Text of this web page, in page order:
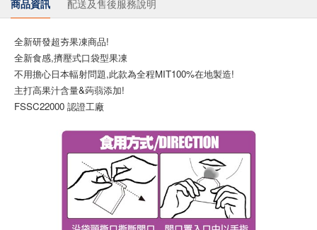
商品資訊 配送及售後服務說明
全新研發超夯果凍商品!
全新食感,擠壓式口袋型果凍
不用擔心日本輻射問題,此款為全程MIT100%在地製造!
主打高果汁含量&蒟蒻添加!
FSSC22000 認證工廠